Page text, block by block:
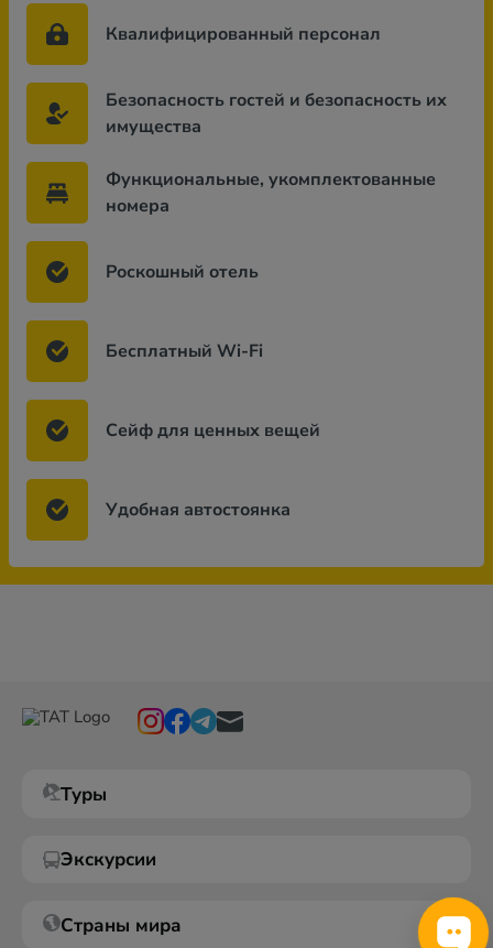
Квалифицированный персонал
Безопасность гостей и безопасность их
имущества
Функциональные, укомплектованные
номера
Роскошный отель
Бесплатный Wi-Fi
Сейф для ценных вещей
Удобная автостоянка
Туры
Экскурсии
Страны мира